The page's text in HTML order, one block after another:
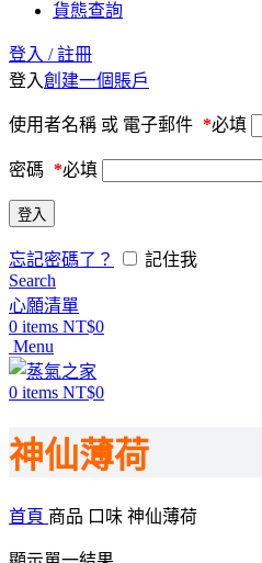
貨態查詢
登入 / 註冊
登入創建一個賬戶
使用者名稱 或 電子郵件 *必填
密碼 *必填
登入
忘記密碼了？
記住我
Search
心願清單
0 items NT$0
Menu
0 items NT$0
神仙薄荷
首頁 商品 口味 神仙薄荷